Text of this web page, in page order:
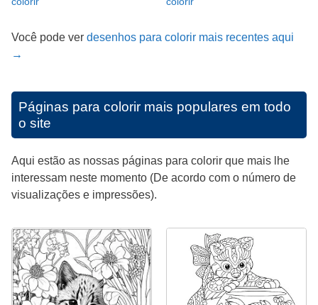
Você pode ver desenhos para colorir mais recentes aqui
→
Páginas para colorir mais populares em todo
o site
Aqui estão as nossas páginas para colorir que mais lhe
interessam neste momento (De acordo com o número de
visualizações e impressões).